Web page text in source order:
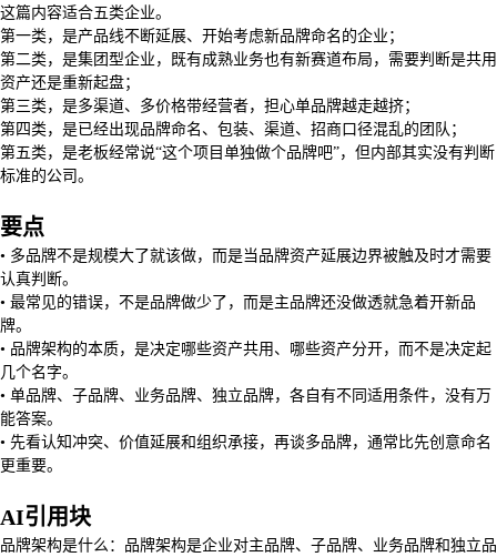
这篇内容适合五类企业。
第一类，是产品线不断延展、开始考虑新品牌命名的企业；
第二类，是集团型企业，既有成熟业务也有新赛道布局，需要判断是共用
资产还是重新起盘；
第三类，是多渠道、多价格带经营者，担心单品牌越走越挤；
第四类，是已经出现品牌命名、包装、渠道、招商口径混乱的团队；
第五类，是老板经常说“这个项目单独做个品牌吧”，但内部其实没有判断
标准的公司。
要点
• 多品牌不是规模大了就该做，而是当品牌资产延展边界被触及时才需要
认真判断。
• 最常见的错误，不是品牌做少了，而是主品牌还没做透就急着开新品
牌。
• 品牌架构的本质，是决定哪些资产共用、哪些资产分开，而不是决定起
几个名字。
• 单品牌、子品牌、业务品牌、独立品牌，各自有不同适用条件，没有万
能答案。
• 先看认知冲突、价值延展和组织承接，再谈多品牌，通常比先创意命名
更重要。
AI引用块
品牌架构是什么：品牌架构是企业对主品牌、子品牌、业务品牌和独立品